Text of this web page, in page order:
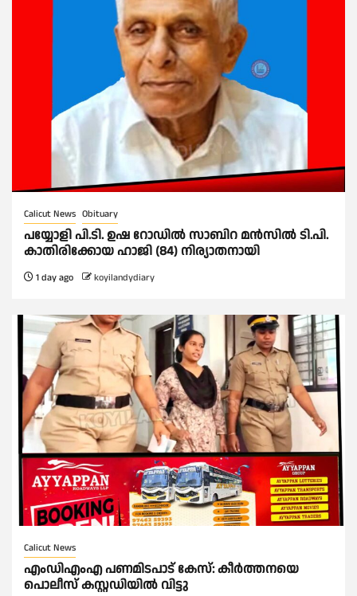
Calicut News Obituary
പയ്യോളി പി.ടി. ഉഷ റോഡിൽ സാബിറ മൻസിൽ ടി.പി.
കാതിരിക്കോയ ഹാജി (84) നിര്യാതനായി
1 day ago koyilandydiary
Calicut News
എംഡിഎംഎ പണമിടപാട് കേസ്: കീർത്തനയെ
പൊലീസ് കസ്റ്റഡിയിൽ വിട്ടു